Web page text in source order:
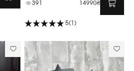
391 14990₴
5(1)